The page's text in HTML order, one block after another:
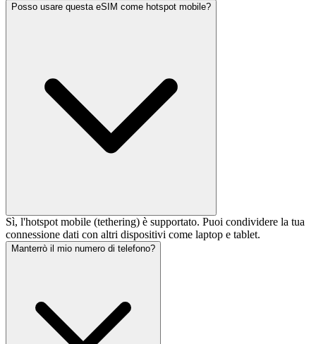
Posso usare questa eSIM come hotspot mobile?
Sì, l'hotspot mobile (tethering) è supportato. Puoi condividere la tua
connessione dati con altri dispositivi come laptop e tablet.
Manterrò il mio numero di telefono?